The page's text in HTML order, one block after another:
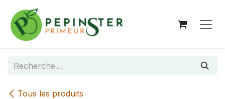
Se rendre au contenu
Tous les produits